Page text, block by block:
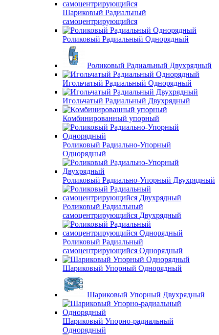
Шариковый Радиальный
самоцентрирующийся
Роликовый Радиальный Однорядный
Роликовый Радиальный Двухрядный
Игольчатый Радиальный Однорядный
Игольчатый Радиальный Двухрядный
Комбинированный упорный
Роликовый Радиально-Упорный
Однорядный
Роликовый Радиально-Упорный Двухрядный
Роликовый Радиальный
самоцентрирующийся Двухрядный
Роликовый Радиальный
самоцентрирующийся Однорядный
Шариковый Упорный Однорядный
Шариковый Упорный Двухрядный
Шариковый Упорно-радиальный
Однорядный